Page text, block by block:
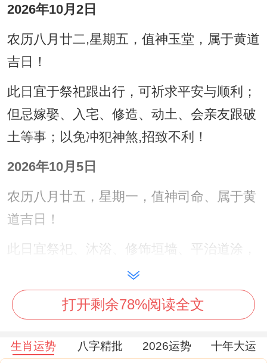
2026年10月2日
农历八月廿二,星期五，值神玉堂，属于黄道
吉日！
此日宜于祭祀跟出行，可祈求平安与顺利；
但忌嫁娶、入宅、修造、动土、会亲友跟破
土等事；以免冲犯神煞,招致不利！
2026年10月5日
农历八月廿五，星期一，值神司命、属于黄
道吉日！
此日宜祭祀、沐浴、修饰垣墙、平治道涂，
余事勿取；忌斋醮、嫁娶、移徙、出行、上
梁、入宅,谨守禁忌可保平安！
2026年10月7日
农历八月廿七、星期三，值神青龙 属于黄道
打开剩余78%阅读全文
生肖运势 八字精批 2026运势 十年大运